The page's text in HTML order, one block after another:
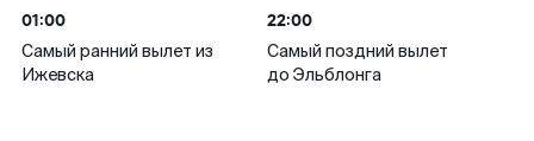
01:00
Самый ранний вылет из
Ижевска
22:00
Самый поздний вылет
до Эльблонга